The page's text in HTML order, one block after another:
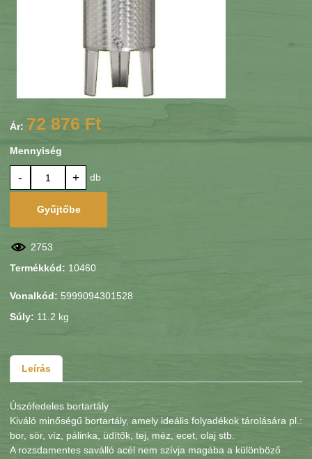
Ár: 72 876 Ft
Mennyiség
- + db
Gyűjtőbe
2753
Termékkód: 10460
Vonalkód: 5999094301528
Súly: 11.2 kg
Leírás
Úszófedeles bortartály
Kiváló minőségű bortartály, amely ideális folyadékok tárolására pl.:
bor, sör, víz, pálinka, üdítők, tej, méz, ecet, olaj stb.
A rozsdamentes saválló acél nem szívja magába a különböző